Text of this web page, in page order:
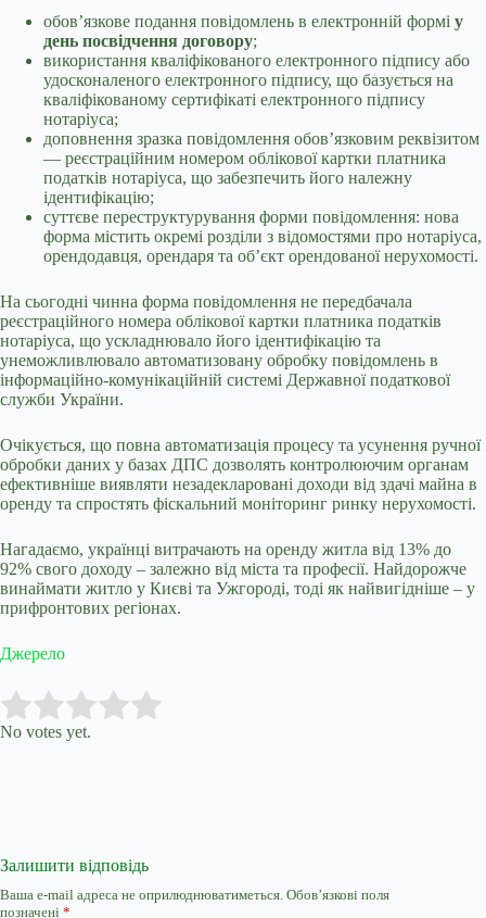
обов’язкове подання повідомлень в електронній формі у
день посвідчення договору;
використання кваліфікованого електронного підпису або
удосконаленого електронного підпису, що базується на
кваліфікованому сертифікаті електронного підпису
нотаріуса;
доповнення зразка повідомлення обов’язковим реквізитом
— реєстраційним номером облікової картки платника
податків нотаріуса, що забезпечить його належну
ідентифікацію;
суттєве переструктурування форми повідомлення: нова
форма містить окремі розділи з відомостями про нотаріуса,
орендодавця, орендаря та об’єкт орендованої нерухомості.
На сьогодні чинна форма повідомлення не передбачала
реєстраційного номера облікової картки платника податків
нотаріуса, що ускладнювало його ідентифікацію та
унеможливлювало автоматизовану обробку повідомлень в
інформаційно-комунікаційній системі Державної податкової
служби України.
Очікується, що повна автоматизація процесу та усунення ручної
обробки даних у базах ДПС дозволять контролюючим органам
ефективніше виявляти незадекларовані доходи від здачі майна в
оренду та спростять фіскальний моніторинг ринку нерухомості.
Нагадаємо, українці витрачають на оренду житла від 13% до
92% свого доходу – залежно від міста та професії. Найдорожче
винаймати житло у Києві та Ужгороді, тоді як найвигідніше – у
прифронтових регіонах.
Джерело
Rate this item:
No votes yet.
Залишити відповідь
Ваша e-mail адреса не оприлюднюватиметься. Обов’язкові поля
позначені *